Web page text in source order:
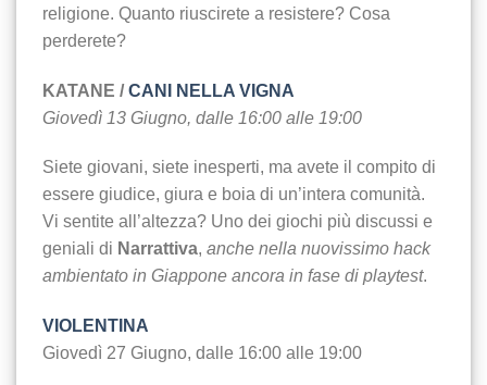
religione. Quanto riuscirete a resistere? Cosa
perderete?
KATANE /CANI NELLA VIGNA
Giovedì 13 Giugno, dalle 16:00 alle 19:00
Siete giovani, siete inesperti, ma avete il compito di
essere giudice, giura e boia di un’intera comunità.
Vi sentite all’altezza? Uno dei giochi più discussi e
geniali di Narrattiva, anche nella nuovissimo hack
ambientato in Giappone ancora in fase di playtest.
VIOLENTINA
Giovedì 27 Giugno, dalle 16:00 alle 19:00